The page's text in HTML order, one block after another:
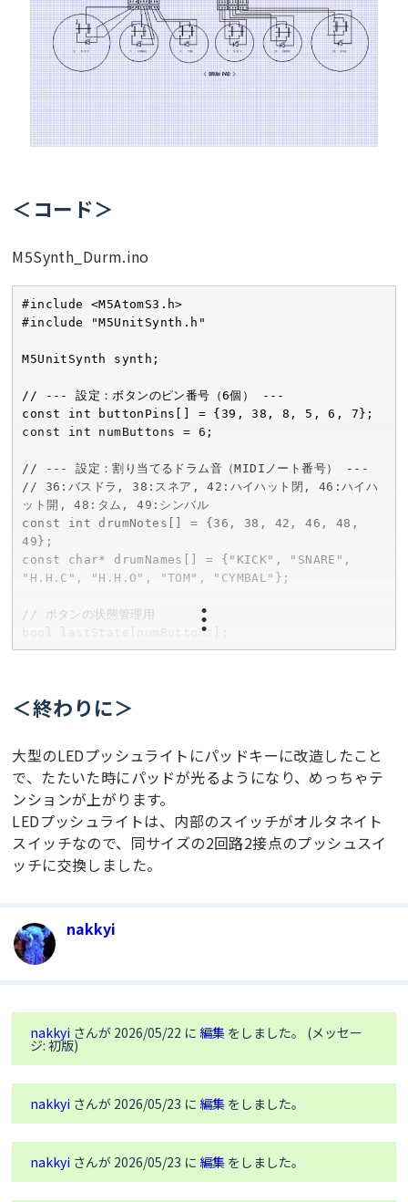
＜コード＞
M5Synth_Durm.ino
#include <M5AtomS3.h>
#include "M5UnitSynth.h"
M5UnitSynth synth;
// --- 設定：ボタンのピン番号（6個） ---
const int buttonPins[] = {39, 38, 8, 5, 6, 7};
const int numButtons = 6;
// --- 設定：割り当てるドラム音（MIDIノート番号） ---
// 36:バスドラ, 38:スネア, 42:ハイハット閉, 46:ハイハ
ット開, 48:タム, 49:シンバル
const int drumNotes[] = {36, 38, 42, 46, 48,
49};
const char* drumNames[] = {"KICK", "SNARE",
"H.H.C", "H.H.O", "TOM", "CYMBAL"};
// ボタンの状態管理用
bool lastState[numButtons];
    M5.begin(cfg);
    // チャンネル9はMIDI規格でドラム専用チャンネルです
    synth.begin(&Serial2, UNIT_SYNTH_BAUD, 1,
2);
    synth.setInstrument(0, 9, SynthDrum);
    // ピンモード設定（内蔵プルアップを使用）
    for (int i = 0; i < numButtons; i++) {
されていない）
    }
    M5.Display.setTextColor(YELLOW);
    M5.Display.setTextDatum(middle_center);
    M5.Display.setFont(&fonts::Font4);
2);
}
void loop() {
    M5.update();
＜終わりに＞
大型のLEDプッシュライトにパッドキーに改造したこと
で、たたいた時にパッドが光るようになり、めっちゃテ
ンションが上がります。
LEDプッシュライトは、内部のスイッチがオルタネイト
スイッチなので、同サイズの2回路2接点のプッシュスイ
ッチに交換しました。
nakkyi
nakkyi さんが 2026/05/22 に編集 をしました。 (メッセー
ジ: 初版)
nakkyi さんが 2026/05/23 に編集 をしました。
nakkyi さんが 2026/05/23 に編集 をしました。